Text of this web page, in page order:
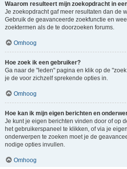
Waarom resulteert mijn zoekopdracht in
Je zoekopdracht gaf meer resultaten dan de
Gebruik de geavanceerde zoekfunctie en
zoektermen als de te doorzoeken forums.
Omhoog
Hoe zoek ik een gebruiker?
Ga naar de "leden" pagina en klik op de
je de voor zichzelf sprekende opties in.
Omhoog
Hoe kan ik mijn eigen berichten en
Je kunt je eigen berichten vinden door of op
het gebruikerspaneel te klikken, of via je
onderwerpen te zoeken moet je de
nodige opties invullen.
Omhoog